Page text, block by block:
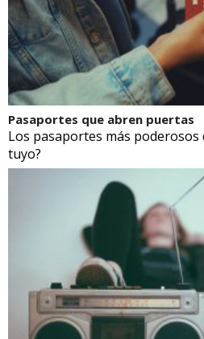
Pasaportes que abren puertas
Los pasaportes más poderosos
tuyo?